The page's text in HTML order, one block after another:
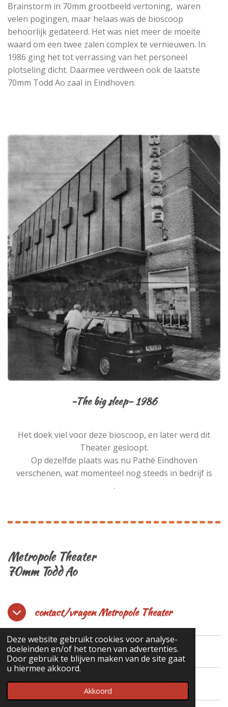
Deze website gebruikt cookies voor analyse-
doeleinden en/of het tonen van advertenties.
Door gebruik te blijven maken van de site gaat
u hiermee akkoord.
Akkoord
Brainstorm in 70mm grootbeeld vertoning, waren
velen pogingen, maar helaas was de bioscoop
behoorlijk gedateerd. Het was niet meer de moeite
waard om een twee zalen complex te vernieuwen. In
1986 ging het tot verrassing van het personeel
plotseling dicht. Daarmee verdween ook de laatste
70mm Todd Ao zaal in Eindhoven.
-The big sleep- 1986
Het doek viel voor deze bioscoop, en later werd dit
Theater gesloopt.
Op dezelfde plaats was nu Pathé Eindhoven
verschenen, wat momenteel nog steeds in bedrijf is
.
Metropole Theater
70mm Todd Ao
contact/vragen Metropole Theater